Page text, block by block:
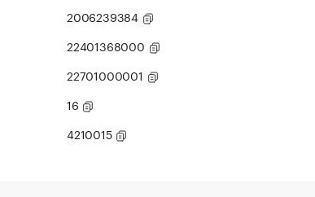
2006239384
22401368000
22701000001
16
4210015